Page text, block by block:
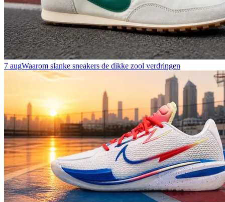
7 augWaarom slanke sneakers de dikke zool verdringen